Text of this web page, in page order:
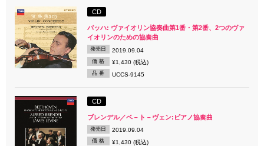
CD
バッハ: ヴァイオリン協奏曲第1番・第2番、2つのヴァ
イオリンのための協奏曲
発売日 2019.09.04
価 格 ¥1,430 (税込)
品 番 UCCS-9145
CD
ブレンデル／ベ－ト－ヴェン:ピアノ協奏曲
発売日 2019.09.04
価 格 ¥1,430 (税込)